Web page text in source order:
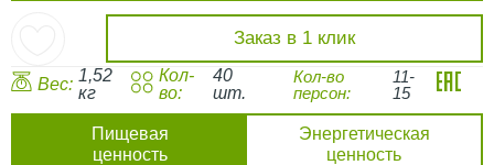
Заказ в 1 клик
Вес: 1,52
кг
Кол-
во:
40
шт.
Кол-во
персон:
11-
15
Пищевая
ценность
Энергетическая
ценность